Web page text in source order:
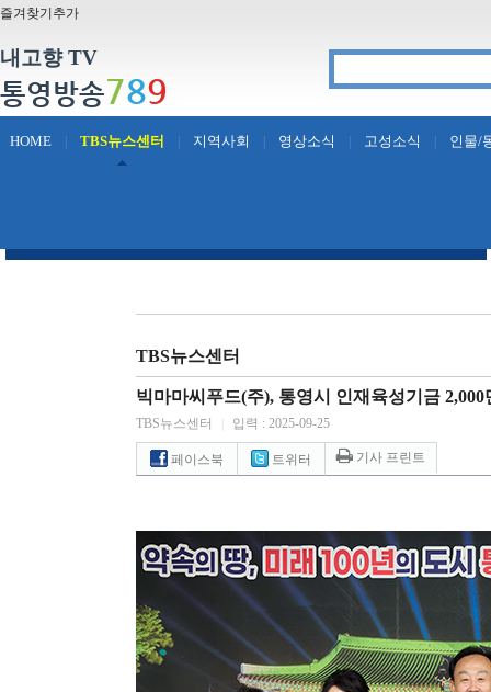
즐겨찾기추가
내고향 TV
통영방송789
HOME TBS뉴스센터 지역사회 영상소식 고성소식 인물/
TBS뉴스센터
빅마마씨푸드(주), 통영시 인재육성기금 2,000
TBS뉴스센터 입력 : 2025-09-25
페이스북 트위터 기사 프린트